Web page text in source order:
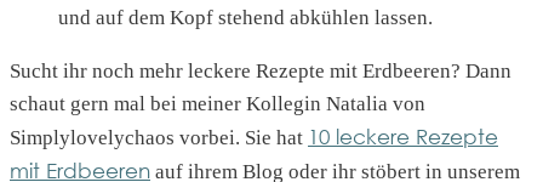
und auf dem Kopf stehend abkühlen lassen.
Sucht ihr noch mehr leckere Rezepte mit Erdbeeren? Dann
schaut gern mal bei meiner Kollegin Natalia von
Simplylovelychaos vorbei. Sie hat 10 leckere Rezepte
mit Erdbeeren auf ihrem Blog oder ihr stöbert in unserem